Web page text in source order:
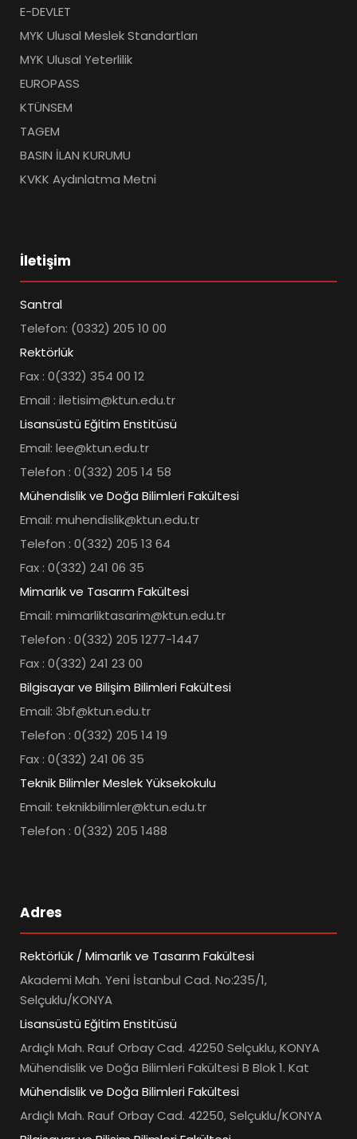
E-DEVLET
MYK Ulusal Meslek Standartları
MYK Ulusal Yeterlilik
EUROPASS
KTÜNSEM
TAGEM
BASIN İLAN KURUMU
KVKK Aydınlatma Metni
İletişim
Santral
Telefon: (0332) 205 10 00
Rektörlük
Fax : 0(332) 354 00 12
Email : iletisim@ktun.edu.tr
Lisansüstü Eğitim Enstitüsü
Email: lee@ktun.edu.tr
Telefon : 0(332) 205 14 58
Mühendislik ve Doğa Bilimleri Fakültesi
Email: muhendislik@ktun.edu.tr
Telefon : 0(332) 205 13 64
Fax : 0(332) 241 06 35
Mimarlık ve Tasarım Fakültesi
Email: mimarliktasarim@ktun.edu.tr
Telefon : 0(332) 205 1277-1447
Fax : 0(332) 241 23 00
Bilgisayar ve Bilişim Bilimleri Fakültesi
Email: 3bf@ktun.edu.tr
Telefon : 0(332) 205 14 19
Fax : 0(332) 241 06 35
Teknik Bilimler Meslek Yüksekokulu
Email: teknikbilimler@ktun.edu.tr
Telefon : 0(332) 205 1488
Adres
Rektörlük / Mimarlık ve Tasarım Fakültesi
Akademi Mah. Yeni İstanbul Cad. No:235/1,
Selçuklu/KONYA
Lisansüstü Eğitim Enstitüsü
Ardıçlı Mah. Rauf Orbay Cad. 42250 Selçuklu, KONYA
Mühendislik ve Doğa Bilimleri Fakültesi B Blok 1. Kat
Mühendislik ve Doğa Bilimleri Fakültesi
Ardıçlı Mah. Rauf Orbay Cad. 42250, Selçuklu/KONYA